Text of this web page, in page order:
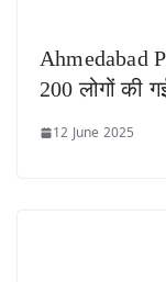
Ahmedabad
200 लोगों की
12 June 2025